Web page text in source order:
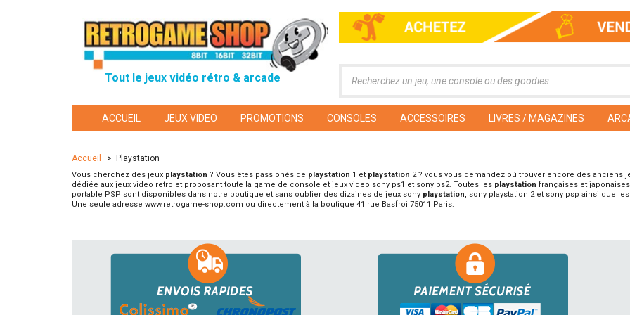
Tout le jeux vidéo rétro & arcade
ACCUEIL JEUX VIDEO PROMOTIONS CONSOLES ACCESSOIRES LIVRES / MAGAZINES
Accueil > Playstation
Vous cherchez des jeux playstation ? Vous êtes passionés de playstation 1 et playstation 2 ? vous vous demandez où trouver encore des anciens
dédiée aux jeux video retro et proposant toute la game de console et jeux video sony ps1 et sony ps2. Toutes les playstation françaises et
portable PSP sont disponibles dans notre boutique et sans oublier des dizaines de jeux sony playstation, sony playstation 2 et sony psp ainsi que
Une seule adresse www.retrogame-shop.com ou directement à la boutique 41 rue Basfroi 75011 Paris.